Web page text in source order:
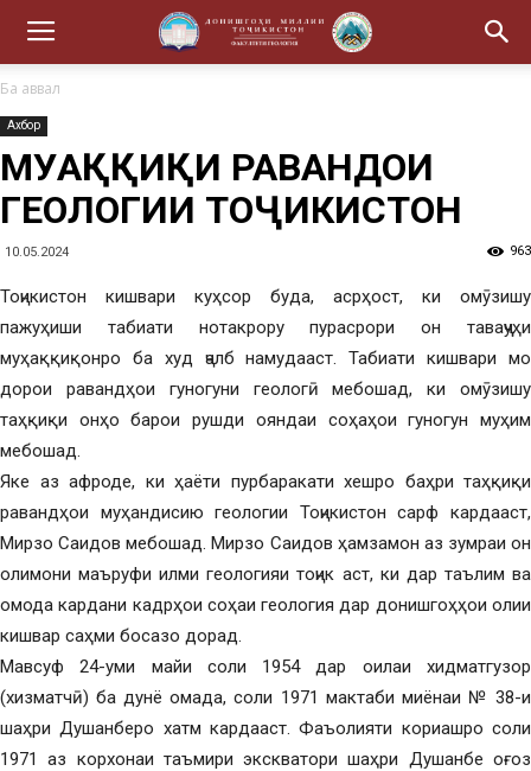
Ба аввал
Ахбор
МУҲАҚҚИҚИ РАВАНДҲОИ
ГЕОЛОГИИ ТОҶИКИСТОН
10.05.2024 963
Тоҷикистон кишвари куҳсор буда, асрҳост, ки омӯзишу
пажуҳиши табиати нотакрору пурасрори он таваҷҷуҳи
муҳаққиқонро ба худ ҷалб намудааст. Табиати кишвари мо
дорои равандҳои гуногуни геологӣ мебошад, ки омӯзишу
таҳқиқи онҳо барои рушди ояндаи соҳаҳои гуногун муҳим
мебошад.
Яке аз афроде, ки ҳаёти пурбаракати хешро баҳри таҳқиқи
равандҳои муҳандисию геологии Тоҷикистон сарф кардааст,
Мирзо Саидов мебошад. Мирзо Саидов ҳамзамон аз зумраи он
олимони маъруфи илми геологияи тоҷик аст, ки дар таълим ва
омода кардани кадрҳои соҳаи геология дар донишгоҳҳои олии
кишвар саҳми босазо дорад.
Мавсуф 24-уми майи соли 1954 дар оилаи хидматгузор
(хизматчӣ) ба дунё омада, соли 1971 мактаби миёнаи № 38-и
шаҳри Душанберо хатм кардааст. Фаъолияти кориашро соли
1971 аз корхонаи таъмири экскватори шаҳри Душанбе оғоз